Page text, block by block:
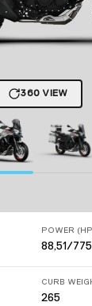
360 VIEW
POWER
88,51/
CURB
265